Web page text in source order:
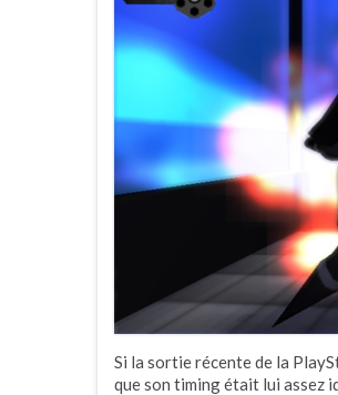
Si la sortie récente de la
que son timing était lui assez